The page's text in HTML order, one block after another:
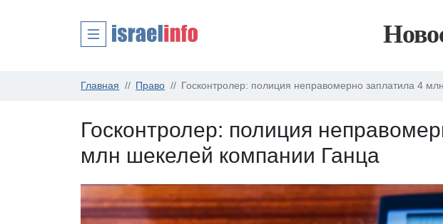
Главная Право Госконтролер: полиция неправомерно заплатила 4
Госконтролер: полиция
млн шекелей компании Ганца